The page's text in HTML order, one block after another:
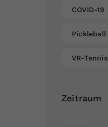
COVID-19
Pickleball
VR-Tennis
Zeitraum